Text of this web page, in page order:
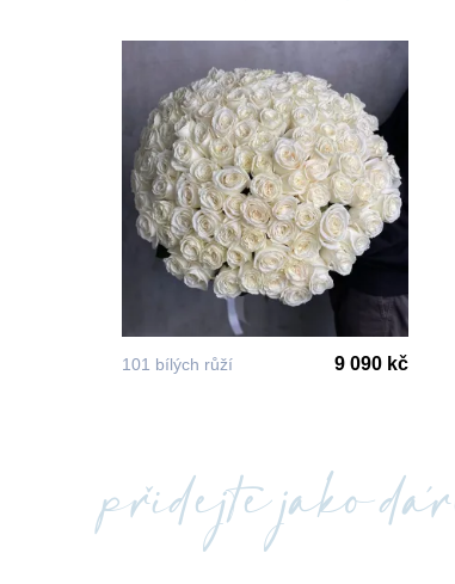
101 bílých růží 9 090 kč
přidejte jako